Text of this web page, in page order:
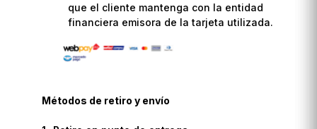
que el cliente mantenga con la entidad
financiera emisora de la tarjeta utilizada.
Métodos de retiro y envío